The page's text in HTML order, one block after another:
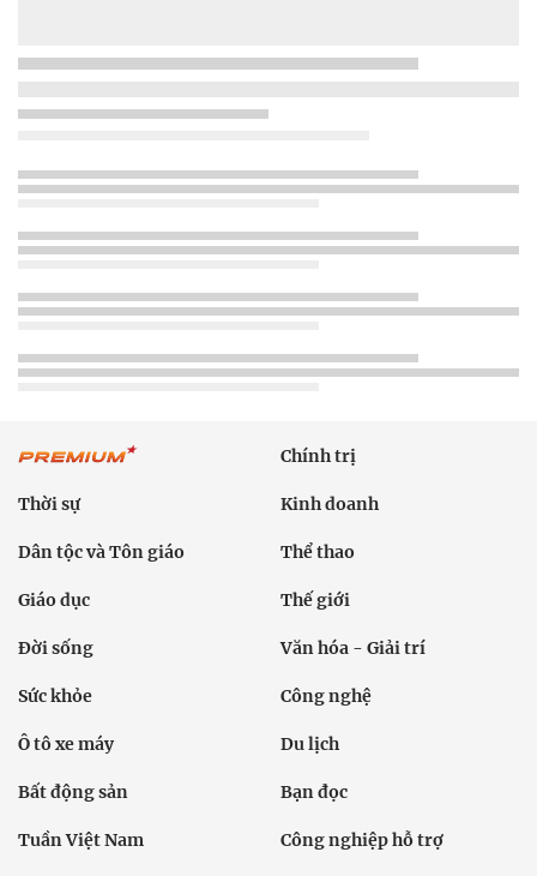
Chính trị
Thời sự Kinh doanh
Dân tộc và Tôn giáo Thể thao
Giáo dục Thế giới
Đời sống Văn hóa - Giải trí
Sức khỏe Công nghệ
Ô tô xe máy Du lịch
Bất động sản Bạn đọc
Tuần Việt Nam Công nghiệp hỗ trợ